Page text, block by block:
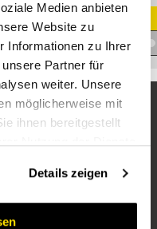
Medien anbieten
Website zu
Informationen zu Ihrer
Partner für
weiter. Unsere
möglicherweise mit
ihnen bereitgestellt
Details zeigen